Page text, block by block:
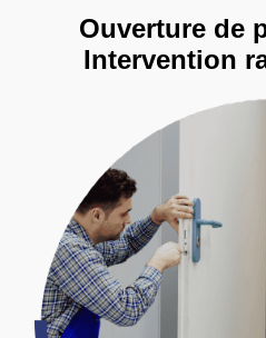
Ouverture de
Intervention